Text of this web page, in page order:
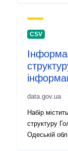
CSV
data.gov.ua
Набір
структуру
Одеській